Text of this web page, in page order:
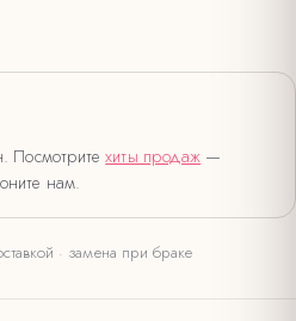
Посмотритехиты продаж —
нам.
· замена при браке